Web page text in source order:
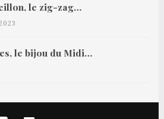
le zig-zag…
le bijou du Midi…